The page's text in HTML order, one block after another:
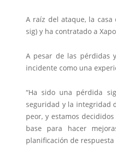
A raíz del ataque, la
sig) y ha contratado a
A pesar de las pérdidas
incidente como una
“Ha sido una pérdida
seguridad y la integridad
peor, y estamos
base para hacer
planificación de respuesta